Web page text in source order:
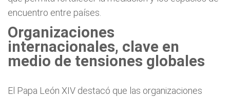
encuentro entre países.
Organizaciones
internacionales, clave en
medio de tensiones globales
El Papa León XIV destacó que las organizaciones